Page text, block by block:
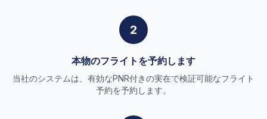
2
本物のフライトを予約します
当社のシステムは、有効なPNR付きの実在で検証可能なフライト
予約を予約します。